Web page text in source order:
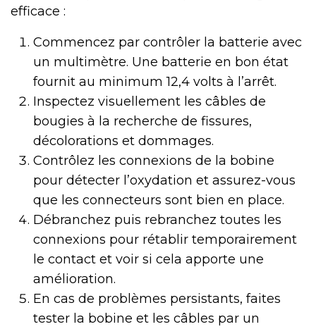
efficace :
Commencez par contrôler la batterie avec
un multimètre. Une batterie en bon état
fournit au minimum 12,4 volts à l’arrêt.
Inspectez visuellement les câbles de
bougies à la recherche de fissures,
décolorations et dommages.
Contrôlez les connexions de la bobine
pour détecter l’oxydation et assurez-vous
que les connecteurs sont bien en place.
Débranchez puis rebranchez toutes les
connexions pour rétablir temporairement
le contact et voir si cela apporte une
amélioration.
En cas de problèmes persistants, faites
tester la bobine et les câbles par un